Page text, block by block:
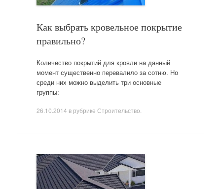
Как выбрать кровельное покрытие
правильно?
Количество покрытий для кровли на данный
момент существенно перевалило за сотню. Но
среди них можно выделить три основные
группы:
26.10.2014 в рубрике Строительство